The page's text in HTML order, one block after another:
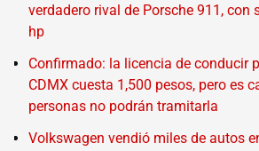
verdadero rival de Porsche 911, con
hp
Confirmado: la licencia de conducir
CDMX cuesta 1,500 pesos, pero es
personas no podrán tramitarla
Volkswagen vendió miles de autos